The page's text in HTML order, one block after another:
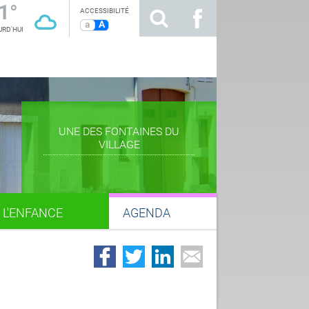
ACCESSIBILITÉ
a A
UNE DES FONTAINES DU
VILLAGE
L'ENFANCE AGENDA